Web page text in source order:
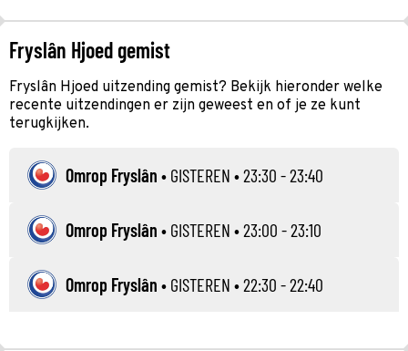
Fryslân Hjoed gemist
Fryslân Hjoed uitzending gemist? Bekijk hieronder welke
recente uitzendingen er zijn geweest en of je ze kunt
terugkijken.
Omrop Fryslân • GISTEREN • 23:30 - 23:40
Omrop Fryslân • GISTEREN • 23:00 - 23:10
Omrop Fryslân • GISTEREN • 22:30 - 22:40